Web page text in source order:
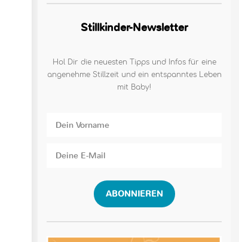
Stillkinder-Newsletter
Hol Dir die neuesten Tipps und Infos für eine
angenehme Stillzeit und ein entspanntes Leben
mit Baby!
ABONNIEREN